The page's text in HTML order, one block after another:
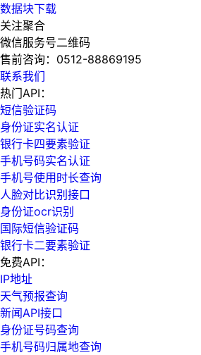
数据块下载
关注聚合
微信服务号二维码
售前咨询： 0512-88869195
联系我们
热门API：
短信验证码
身份证实名认证
银行卡四要素验证
手机号码实名认证
手机号使用时长查询
人脸对比识别接口
身份证ocr识别
国际短信验证码
银行卡二要素验证
免费API：
IP地址
天气预报查询
新闻API接口
身份证号码查询
手机号码归属地查询